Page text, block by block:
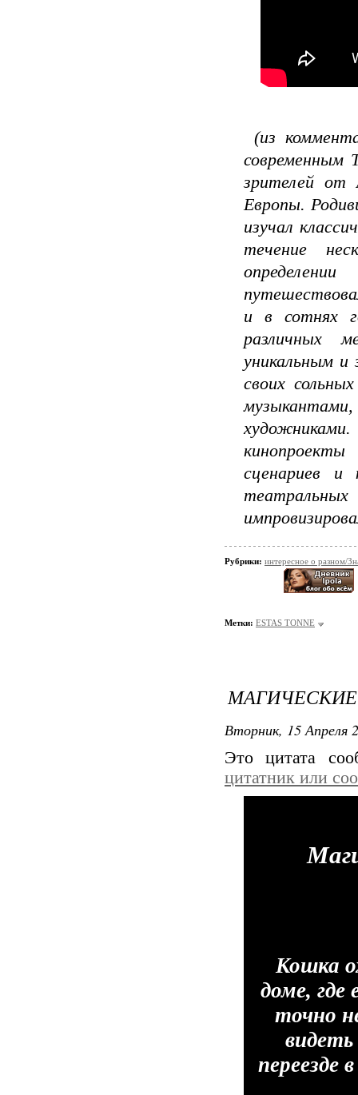
(из
современным
зрителей
Европы.
изучал
течение
и в сотнях
различных
уникальным и
своих
сценариев и
Рубрики: интересное о разном/
Метки: ESTAS TONNE
Вторник, 15 Апреля
Это цитата
цитатник или
Кошка
доме, где
точно
переезде